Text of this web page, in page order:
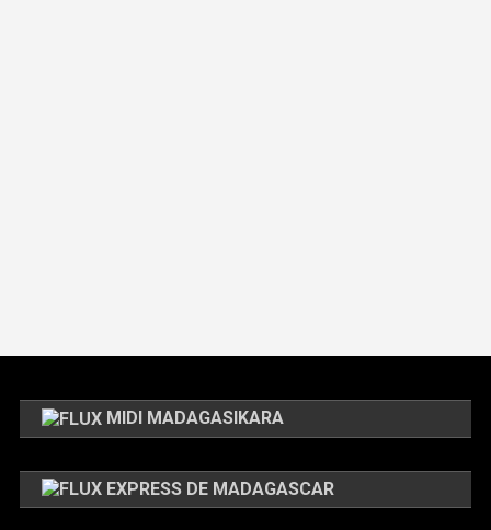
MIDI MADAGASIKARA
EXPRESS DE MADAGASCAR